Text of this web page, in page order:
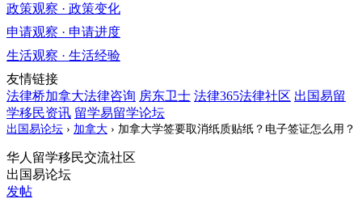
政策观察 · 政策变化
申请观察 · 申请进度
生活观察 · 生活经验
友情链接
法律桥加拿大法律咨询 房东卫士 法律365法律社区 出国易留
学移民资讯 留学易留学论坛
出国易论坛 › 加拿大 › 加拿大学签要取消纸质贴纸？电子签证怎么用？
华人留学移民交流社区
出国易论坛
发帖